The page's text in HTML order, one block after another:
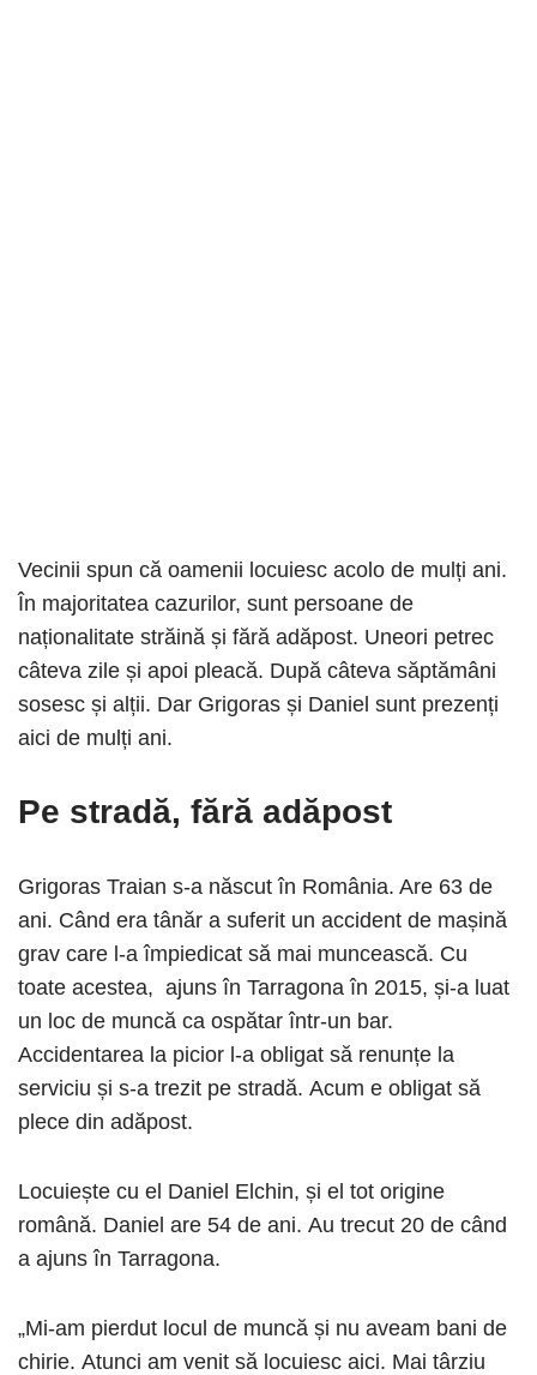
Vecinii spun că oamenii locuiesc acolo de mulți ani.
În majoritatea cazurilor, sunt persoane de
naționalitate străină și fără adăpost. Uneori petrec
câteva zile și apoi pleacă. După câteva săptămâni
sosesc și alții. Dar Grigoras și Daniel sunt prezenți
aici de mulți ani.
Pe stradă, fără adăpost
Grigoras Traian s-a născut în România. Are 63 de
ani. Când era tânăr a suferit un accident de mașină
grav care l-a împiedicat să mai muncească. Cu
toate acestea, ajuns în Tarragona în 2015, și-a luat
un loc de muncă ca ospătar într-un bar.
Accidentarea la picior l-a obligat să renunțe la
serviciu și s-a trezit pe stradă. Acum e obligat să
plece din adăpost.
Locuiește cu el Daniel Elchin, și el tot origine
română. Daniel are 54 de ani. Au trecut 20 de când
a ajuns în Tarragona.
„Mi-am pierdut locul de muncă și nu aveam bani de
chirie. Atunci am venit să locuiesc aici. Mai târziu